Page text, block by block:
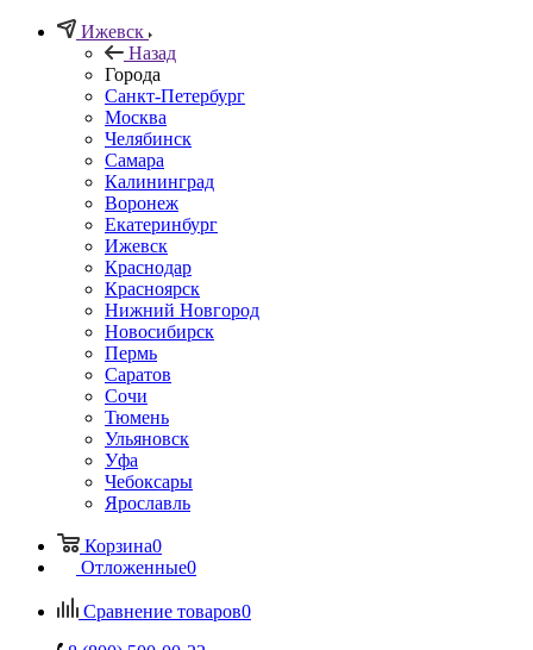
Ижевск
Назад
Города
Санкт-Петербург
Москва
Челябинск
Самара
Калининград
Воронеж
Екатеринбург
Ижевск
Краснодар
Красноярск
Нижний Новгород
Новосибирск
Пермь
Саратов
Сочи
Тюмень
Ульяновск
Уфа
Чебоксары
Ярославль
Корзина0
Отложенные0
Сравнение товаров0